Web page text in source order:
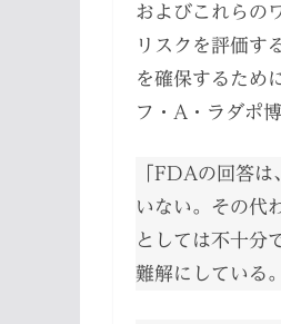
およびこれらの
リスクを評価す
を確保するため
フ・A・ラダポ
「FDAの回答
いない。その代
としては不十分
難解にしている。